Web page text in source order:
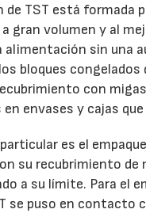
de TST está formada
a gran volumen y al
alimentación sin una
bloques
con
envases y cajas
es el
su recubrimiento de
a su límite. Para el
se puso en contacto